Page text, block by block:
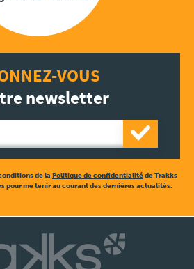
VOUS
newsletter
de la Politique de confidentialitéde Trakks
pour me tenir au courant des dernières actualités.